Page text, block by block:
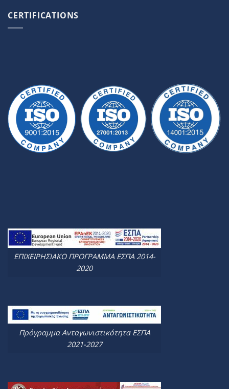
CERTIFICATIONS
ΕΠΙΧΕΙΡΗΣΙΑΚΟ ΠΡΟΓΡΑΜΜΑ ΕΣΠΑ 2014-
2020
Πρόγραμμα Ανταγωνιστικότητα ΕΣΠΑ
2021-2027